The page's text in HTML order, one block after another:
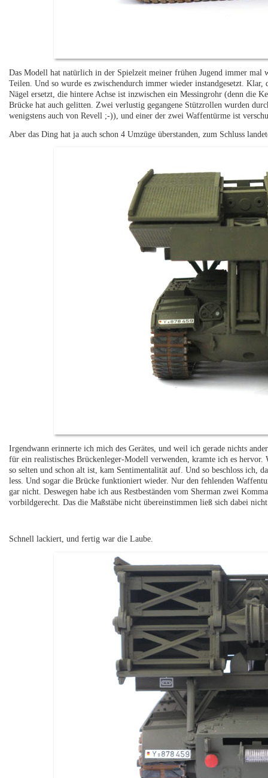
Das Modell hat natürlich in der Spielzeit meiner frühen Jugend immer mal
Teilen. Und so wurde es zwischendurch immer wieder instandgesetzt. Klar,
Nägel ersetzt, die hintere Achse ist inzwischen ein Messingrohr (denn die
Brücke hat auch gelitten. Zwei verlustig gegangene Stützrollen wurden
wenigstens auch von Revell ;-)), und einer der zwei Waffentürme ist
Aber das Ding hat ja auch schon 4 Umzüge überstanden, zum Schluss
Irgendwann erinnerte ich mich des Gerätes, und weil ich gerade nichts
für ein realistisches Brückenleger-Modell verwenden, kramte ich es hervor.
so selten und schon alt ist, kam Sentimentalität auf. Und so beschloss ich,
less. Und sogar die Brücke funktioniert wieder. Nur den fehlenden
gar nicht. Deswegen habe ich aus Restbeständen vom Sherman zwei
vorbildgerecht. Das die Maßstäbe nicht übereinstimmen ließ sich dabei
Schnell lackiert, und fertig war die Laube.